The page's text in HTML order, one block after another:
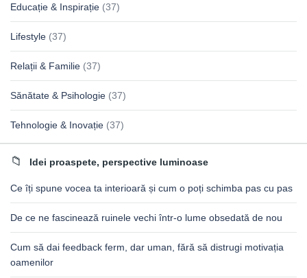
Educație & Inspirație (37)
Lifestyle (37)
Relații & Familie (37)
Sănătate & Psihologie (37)
Tehnologie & Inovație (37)
Idei proaspete, perspective luminoase
Ce îți spune vocea ta interioară și cum o poți schimba pas cu pas
De ce ne fascinează ruinele vechi într-o lume obsedată de nou
Cum să dai feedback ferm, dar uman, fără să distrugi motivația
oamenilor